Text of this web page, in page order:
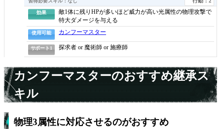
効果
敵1体に残りHPが多いほど威力が高い光属性の物理攻撃で
特大ダメージを与える
使用可能 カンフーマスター
サポート1 探求者 or 魔術師 or 施療師
カンフーマスターのおすすめ継承ス
キル
物理3属性に対応させるのがおすすめ